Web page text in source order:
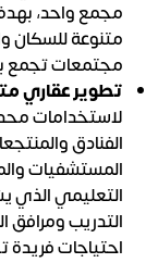
مجمع واحد،
متنوعة للسكان
مجتمعات تجمع
تطوير عقاري
لاستخدامات
الفنادق
المستشفيات
التعليمي الذي
التدريب ومرافق
احتياجات فريدة